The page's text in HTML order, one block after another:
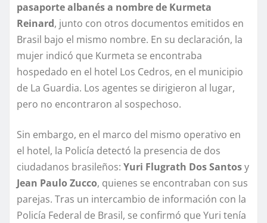
pasaporte albanés a nombre de Kurmeta
Reinard, junto con otros documentos emitidos en
Brasil bajo el mismo nombre. En su declaración, la
mujer indicó que Kurmeta se encontraba
hospedado en el hotel Los Cedros, en el municipio
de La Guardia. Los agentes se dirigieron al lugar,
pero no encontraron al sospechoso.
Sin embargo, en el marco del mismo operativo en
el hotel, la Policía detectó la presencia de dos
ciudadanos brasileños: Yuri Flugrath Dos Santosy
Jean Paulo Zucco, quienes se encontraban con sus
parejas. Tras un intercambio de información con la
Policía Federal de Brasil, se confirmó que Yuri tenía